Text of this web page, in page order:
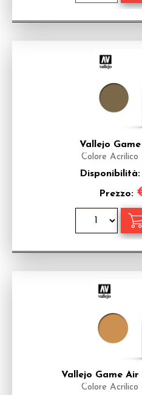
Vallejo
Colore Acrilico
Disponibilità:
Prezzo:
Vallejo Game Air
Colore Acrilico